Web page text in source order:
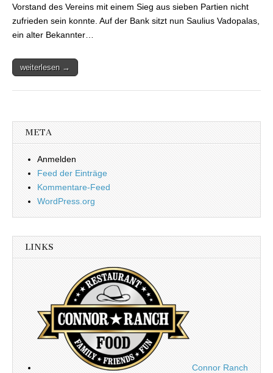
Vorstand des Vereins mit einem Sieg aus sieben Partien nicht
zufrieden sein konnte. Auf der Bank sitzt nun Saulius Vadopalas,
ein alter Bekannter…
weiterlesen →
META
Anmelden
Feed der Einträge
Kommentare-Feed
WordPress.org
LINKS
Connor Ranch